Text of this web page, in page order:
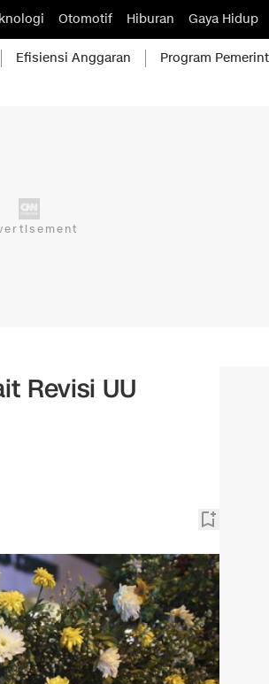
Otomotif Hiburan Gaya Hidup
Efisiensi Anggaran Program
Revisi UU